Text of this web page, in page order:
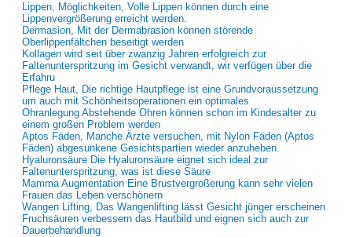
Lippen, Möglichkeiten, Volle Lippen können durch eine
Lippenvergrößerung erreicht werden.
Dermasion, Mit der Dermabrasion können störende
Oberlippenfältchen beseitigt werden
Kollagen wird seit über zwanzig Jahren erfolgreich zur
Faltenunterspritzung im Gesicht verwandt, wir verfügen über die
Erfahru
Pflege Haut, Die richtige Hautpflege ist eine Grundvoraussetzung
um auch mit Schönheitsoperationen ein optimales
Ohranlegung Abstehende Ohren können schon im Kindesalter zu
einem großen Problem werden
Aptos Fäden, Manche Ärzte versuchen, mit Nylon Fäden (Aptos
Fäden) abgesunkene Gesichtspartien wieder anzuheben.
Hyaluronsäure Die Hyaluronsäure eignet sich ideal zur
Faltenunterspritzung, was ist diese Säure
Mamma Augmentation Eine Brustvergrößerung kann sehr vielen
Frauen das Leben verschönern
Wangen Lifting, Das Wangenlifting lässt Gesicht jünger erscheinen
Fruchsäuren verbessern das Hautbild und eignen sich auch zur
Dauerbehandlung